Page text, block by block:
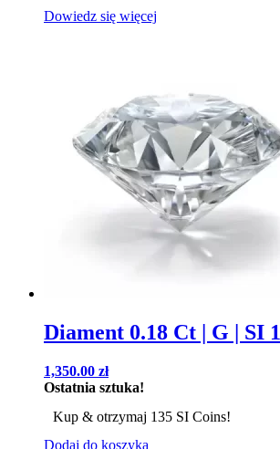
Dowiedz się więcej
Diament 0.18 Ct | G | SI 1
1,350.00 zł
Ostatnia sztuka!
Kup & otrzymaj 135 SI Coins!
Dodaj do koszyka